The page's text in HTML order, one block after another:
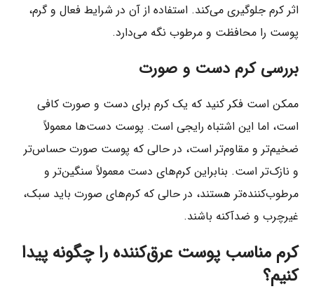
اثر کرم جلوگیری می‌کند. استفاده از آن در شرایط فعال و گرم،
پوست را محافظت و مرطوب نگه می‌دارد.
بررسی کرم دست و صورت
ممکن است فکر کنید که یک کرم برای دست و صورت کافی
است، اما این اشتباه رایجی است. پوست دست‌ها معمولاً
ضخیم‌تر و مقاوم‌تر است، در حالی که پوست صورت حساس‌تر
و نازک‌تر است. بنابراین کرم‌های دست معمولاً سنگین‌تر و
مرطوب‌کننده‌تر هستند، در حالی که کرم‌های صورت باید سبک،
غیرچرب و ضدآکنه باشند.
کرم مناسب پوست عرق‌کننده را چگونه پیدا
کنیم؟